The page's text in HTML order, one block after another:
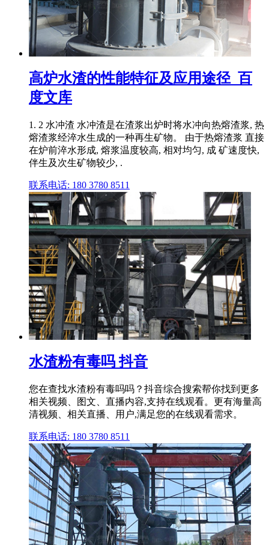
高炉水渣的性能特征及应用途径_百
度文库
1. 2 水冲渣 水冲渣是在渣浆出炉时将水冲向热熔渣浆, 热
熔渣浆经淬水生成的一种再生矿物。 由于热熔渣浆 直接
在炉前淬水形成, 熔浆温度较高, 相对均匀, 成 矿速度快,
伴生及次生矿物较少, .
联系电话: 180 3780 8511
水渣粉有毒吗 抖音
您在查找水渣粉有毒吗吗？抖音综合搜索帮你找到更多
相关视频、图文、直播内容,支持在线观看。更有海量高
清视频、相关直播、用户,满足您的在线观看需求。
联系电话: 180 3780 8511